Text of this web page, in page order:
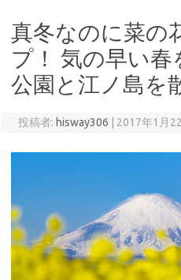
真冬なのに菜の
プ！ 気の早い春
公園と江ノ島を
投稿者: hisway306 2017年1月